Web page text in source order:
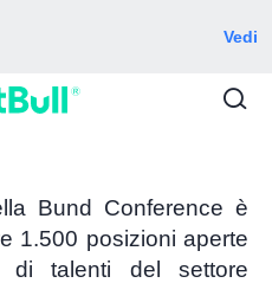
Vedi
Bund Conference è
1.500 posizioni aperte
talenti del settore